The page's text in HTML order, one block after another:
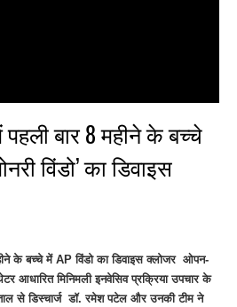
पहली बार 8 महीने के बच्चे
विंडो’ का डिवाइस
के बच्चे में AP विंडो का डिवाइस क्लोजर ओपन-
आधारित मिनिमली इनवेसिव प्रक्रिया उपचार के
से डिस्चार्ज डॉ. रमेश पटेल और उनकी टीम ने